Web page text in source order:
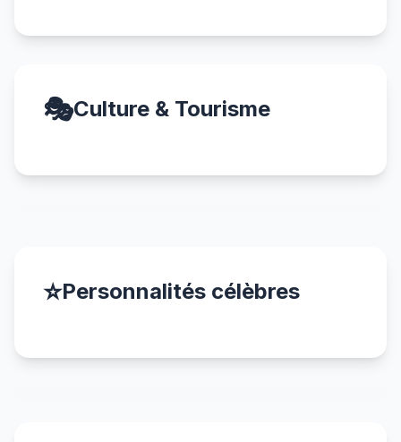
🎭Culture & Tourisme
⭐Personnalités célèbres